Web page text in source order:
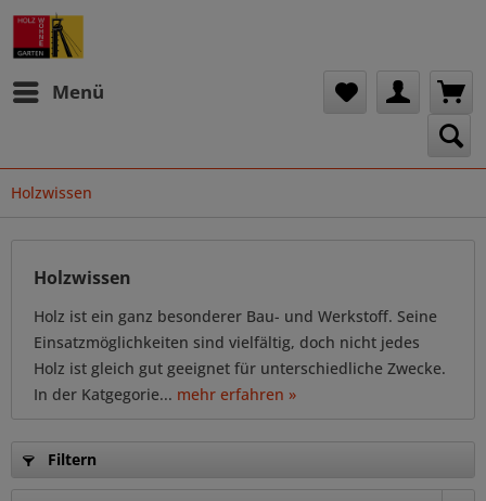
Menü
Holzwissen
Holzwissen
Holz ist ein ganz besonderer Bau- und Werkstoff. Seine
Einsatzmöglichkeiten sind vielfältig, doch nicht jedes
Holz ist gleich gut geeignet für unterschiedliche Zwecke.
In der Katgegorie... mehr erfahren »
Filtern